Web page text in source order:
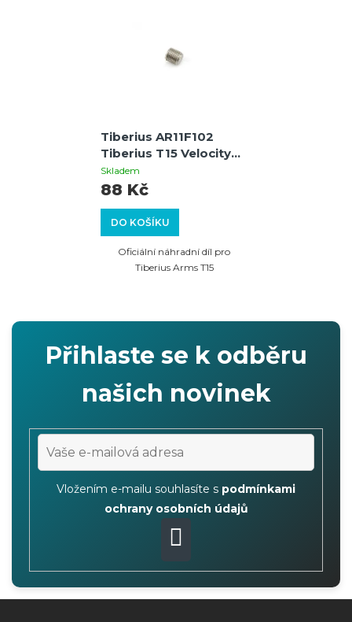
Tiberius AR11F102
Tiberius T15 Velocity
Adjuster
Skladem
DO KOŠÍKU
88 Kč
Oficiální náhradní díl pro
Tiberius Arms T15
Přihlaste se k odběru
našich novinek
Vložením e-mailu souhlasíte s podmínkami
ochrany osobních údajů
PŘIHLÁSIT
SE